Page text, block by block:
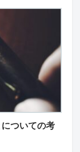
ついての考